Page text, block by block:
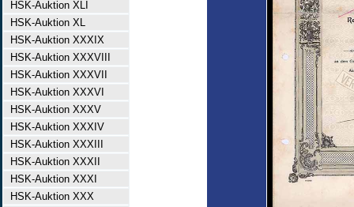
HSK-Auktion XLI
HSK-Auktion XL
HSK-Auktion XXXIX
HSK-Auktion XXXVIII
HSK-Auktion XXXVII
HSK-Auktion XXXVI
HSK-Auktion XXXV
HSK-Auktion XXXIV
HSK-Auktion XXXIII
HSK-Auktion XXXII
HSK-Auktion XXXI
HSK-Auktion XXX